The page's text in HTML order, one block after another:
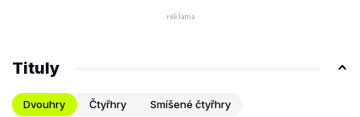
Tituly
Dvouhry Čtyřhry Smíšené čtyřhry